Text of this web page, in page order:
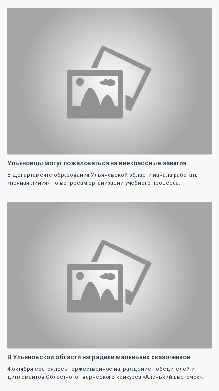
Ульяновцы могут пожаловаться на внеклассные занятия
В Департаменте образования Ульяновской области начала работать
«прямая линия» по вопросам организации учебного процесса.
В Ульяновской области наградили маленьких сказочников
4 октября состоялось торжественное награждение победителей и
дипломантов Областного творческого конкурса «Аленький цветочек».